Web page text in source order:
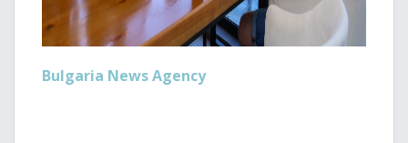
Bulgaria News Agency